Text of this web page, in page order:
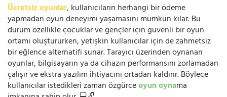
Ücretsiz oyunlar, kullanıcıların herhangi bir ödeme
yapmadan oyun deneyimi yaşamasını mümkün kılar. Bu
durum özellikle çocuklar ve gençler için güvenli bir oyun
ortamı oluştururken, yetişkin kullanıcılar için de zahmetsiz
bir eğlence alternatifi sunar. Tarayıcı üzerinden oynanan
oyunlar, bilgisayarın ya da cihazın performansını zorlamadan
çalışır ve ekstra yazılım ihtiyacını ortadan kaldırır. Böylece
kullanıcılar istedikleri zaman özgürceoyun oynama